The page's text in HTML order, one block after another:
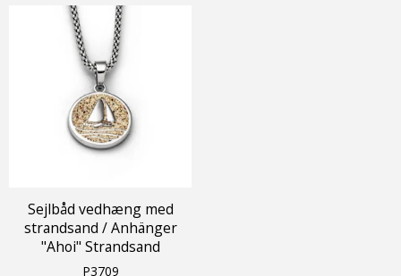
Sejlbåd vedhæng med
strandsand / Anhänger
"Ahoi" Strandsand
P3709